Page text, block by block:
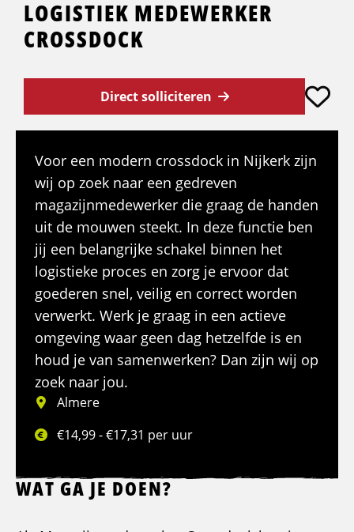
LOGISTIEK MEDEWERKER
CROSSDOCK
Direct solliciteren
Voor een modern crossdock in Nijkerk zijn
wij op zoek naar een gedreven
magazijnmedewerker die graag de handen
uit de mouwen steekt. In deze functie ben
jij een belangrijke schakel binnen het
logistieke proces en zorg je ervoor dat
goederen snel, veilig en correct worden
verwerkt. Werk je graag in een actieve
omgeving waar geen dag hetzelfde is en
houd je van samenwerken? Dan zijn wij op
zoek naar jou.
Almere
€14,99 - €17,31 per uur
WAT GA JE DOEN?